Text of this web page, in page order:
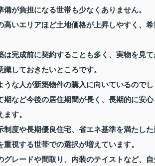
備が負担になる世帯も少なくありません。
高いエリアほど土地価格が上昇しやすく、
は完成前に契約することも多く、実物を見
識しておきたいところです。
うな人が新築物件の購入に向いているのでし
期など今後の居住期間が長く、長期的に安
す。
制度や長期優良住宅、省エネ基準を満たし
重視する世帯での選択が増えています。
グレードや間取り、内装のテイストなど、